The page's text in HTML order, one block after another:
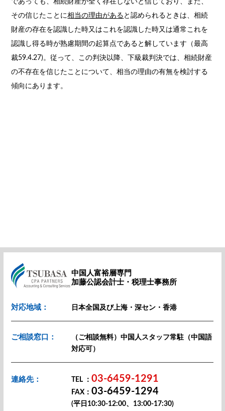
であっても、相続財産が全く存在しないと信じており、また、
その信じたことに相当の理由がある と認められるときは、相続
財産の存在を認識した時又はこれを認識した時又は通常これを
認識し得る時が熟慮期間の起算点であると解しています（最高
裁59.4.27)。従って、この判決以降、下級裁判決では、相続財産
の不存在を信じたことについて、相当の理由の有無を検討する
傾向にあります。
中国人富裕層専門
加藤公認会計士・税理士事務所
対応地域： 日本全国及び上海・深セン・香港
ご相談窓口：
（ご相談無料）中国人スタッフ常駐（中国語
対応可）
連絡先： TEL ：03-6459-1291
FAX：03-6459-1294
(平日10:30-12:00、13:00-17:30)